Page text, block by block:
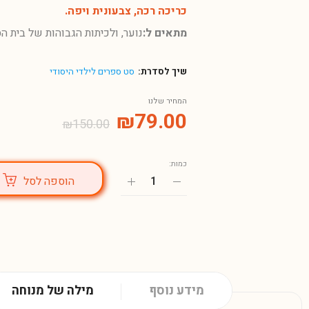
כריכה רכה, צבעונית ויפה.
מתאים ל:נוער, ולכיתות הגבוהות של בית
שיך לסדרת: סט ספרים לילדי היסודי
המחיר שלנו
₪150.00 ₪79.00
כמות:
הוספה לסל
מילה של מנוחה מידע נוסף